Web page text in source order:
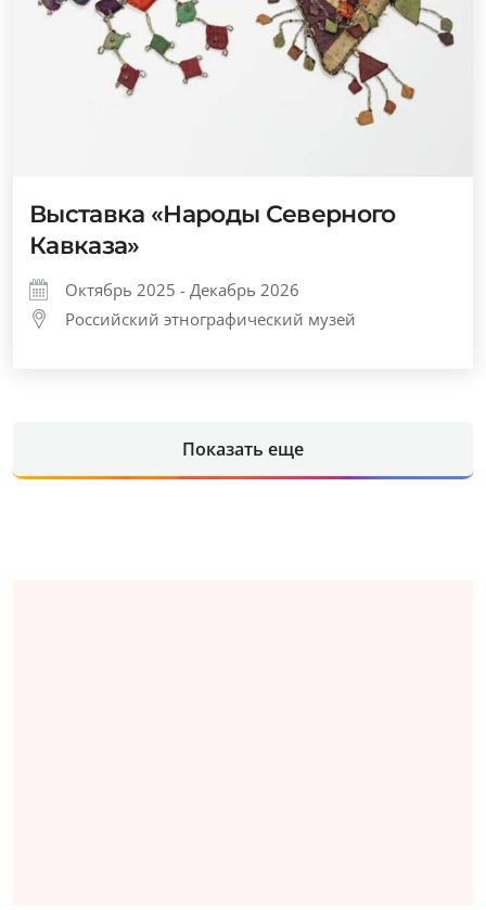
Выставка «Народы Северного
Кавказа»
Октябрь 2025 - Декабрь 2026
Российский этнографический музей
Показать еще